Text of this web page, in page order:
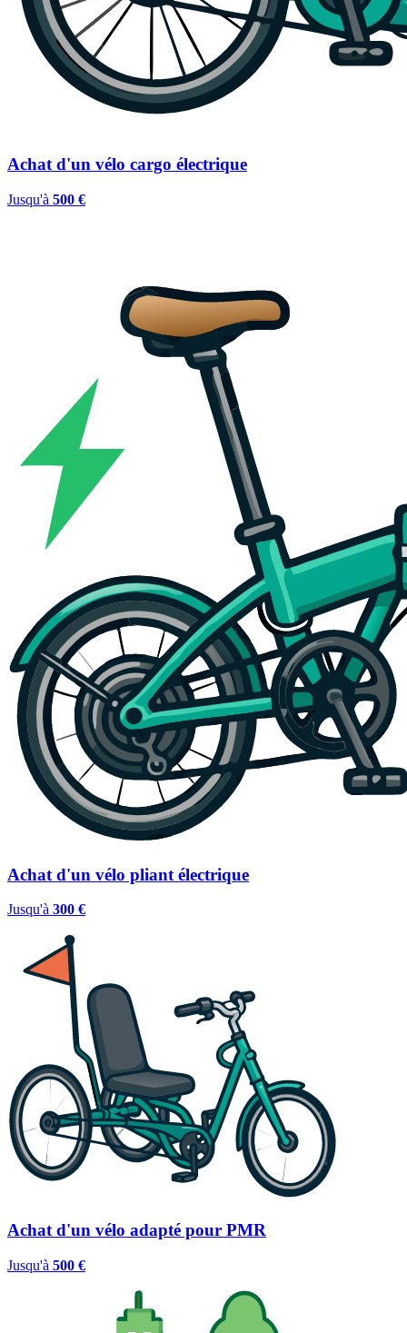
Achat d'un vélo cargo électrique
Jusqu'à 500 €
Achat d'un vélo pliant électrique
Jusqu'à 300 €
Achat d'un vélo adapté pour PMR
Jusqu'à 500 €